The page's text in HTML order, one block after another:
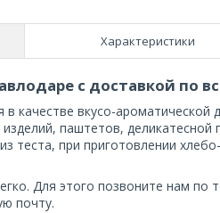
Характеристики
с доставкой по
качестве вкусо-
паштетов,
теста, при приготовлении
Для этого позвоните нам по
почту.